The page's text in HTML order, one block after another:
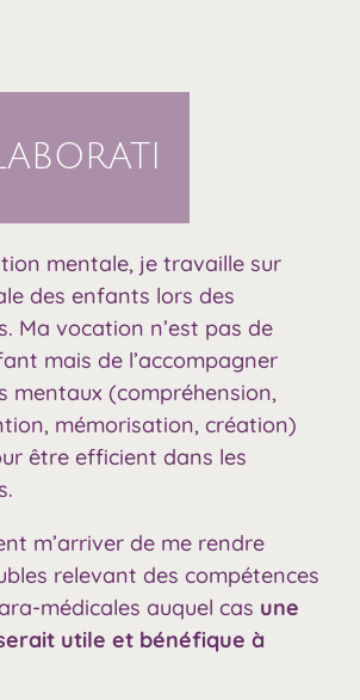
mentale, je travaille sur
des enfants lors des
Ma vocation n’est pas de
mais de l’accompagner
mentaux (compréhension,
mémorisation, création)
être efficient dans les
m’arriver de me rendre
relevant des compétences
médicales auquel cas une
utile et bénéfique à